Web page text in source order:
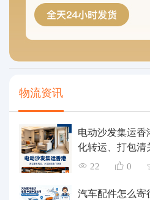
物流资讯
电动沙发集运香
化转运、打包清
22 0
汽车配件怎么寄